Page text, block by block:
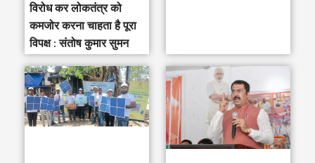
विरोध कर लोकतंत्र को
कमजोर करना चाहता है पूरा
विपक्ष : संतोष कुमार सुमन